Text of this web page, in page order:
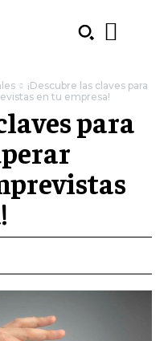
¡Descubre las claves para
en tu empresa!
para